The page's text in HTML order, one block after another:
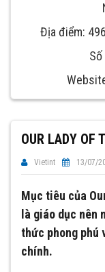
Địa điểm:
OUR LADY OF
Vietint 13/07/
Mục tiêu của
là giáo dục
thức phong phú
chính.